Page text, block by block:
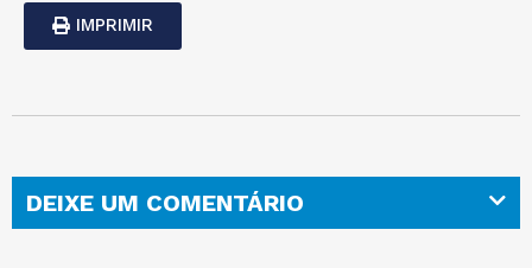
IMPRIMIR
DEIXE UM COMENTÁRIO